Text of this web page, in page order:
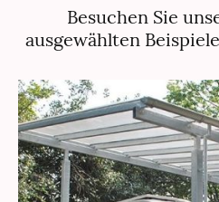
Besuchen Sie
ausgewählten